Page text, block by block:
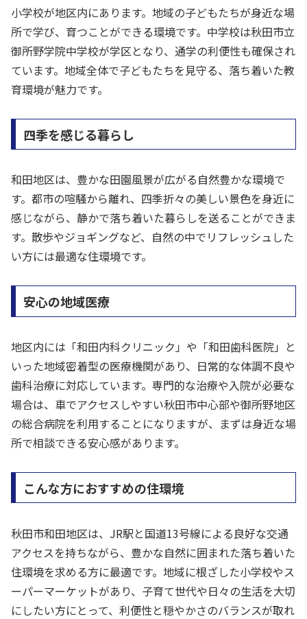
小学校が地区内にあります。地域の子どもたちが身近な場
所で学び、育つことができる環境です。中学校は秋田市立
御所野学院中学校が学区となり、通学の利便性も確保され
ています。地域全体で子どもたちを見守る、落ち着いた教
育環境が魅力です。
四季を感じる暮らし
和田地区は、豊かな田園風景が広がる自然豊かな環境で
す。都市の喧騒から離れ、四季折々の美しい景色を身近に
感じながら、静かで落ち着いた暮らしを送ることができま
す。散歩やジョギングなど、自然の中でリフレッシュした
い方には最適な住環境です。
安心の地域医療
地区内には「和田内科クリニック」や「和田歯科医院」と
いった地域密着型の医療機関があり、日常的な体調不良や
歯科治療に対応しています。専門的な治療や入院が必要な
場合は、車でアクセスしやすい秋田市中心部や御所野地区
の総合病院を利用することになりますが、まずは身近な場
所で相談できる安心感があります。
こんな方におすすめの住環境
秋田市和田地区は、JR駅と国道13号線による良好な交通
アクセスを持ちながら、豊かな自然に囲まれた落ち着いた
住環境を求める方に最適です。地域に根ざした小学校やス
ーパーマーケットがあり、子育て世代や日々の生活を大切
にしたい方にとって、利便性と穏やかさのバランスが取れ